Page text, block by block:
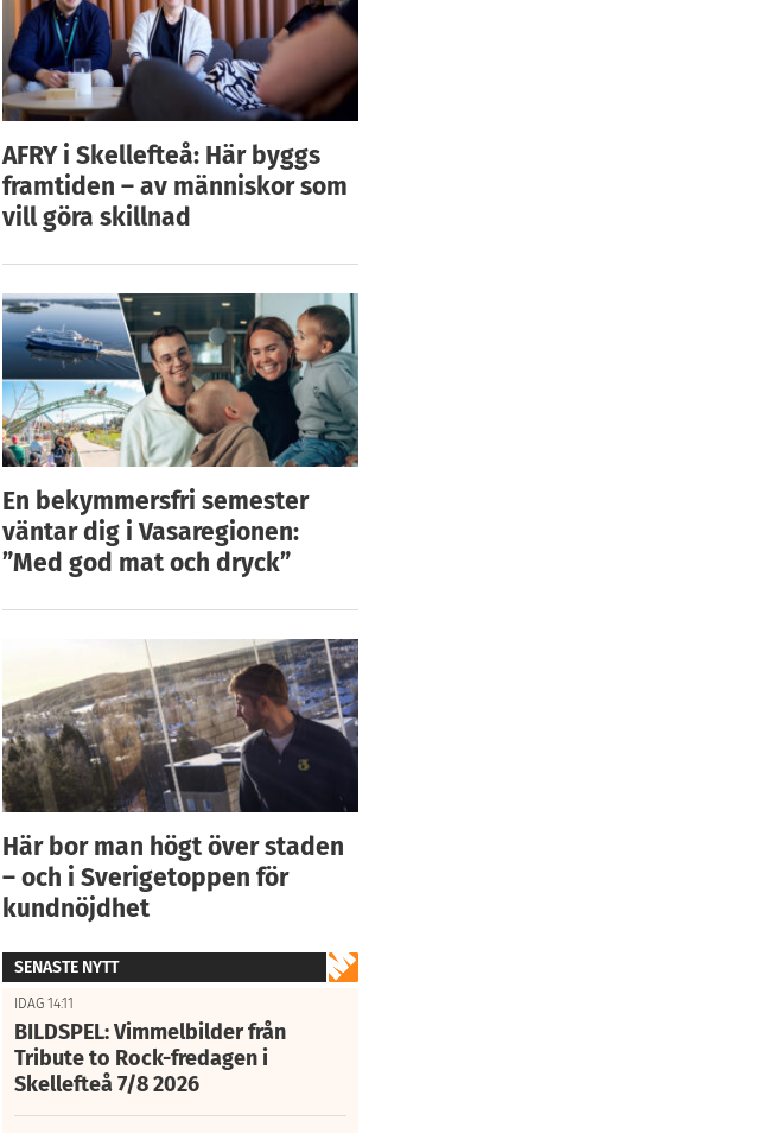
AFRY i Skellefteå: Här byggs
framtiden – av människor som
vill göra skillnad
En bekymmersfri semester
väntar dig i Vasaregionen:
”Med god mat och dryck”
Här bor man högt över staden
– och i Sverigetoppen för
kundnöjdhet
SENASTE NYTT
IDAG 14:11
BILDSPEL: Vimmelbilder från
Tribute to Rock-fredagen i
Skellefteå 7/8 2026